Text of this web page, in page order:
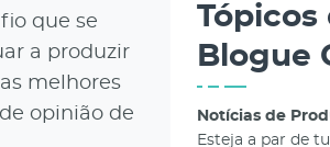
que se
a produzir
melhores
opinião de
Tópicos
Blogue
Notícias de
Esteja a par de